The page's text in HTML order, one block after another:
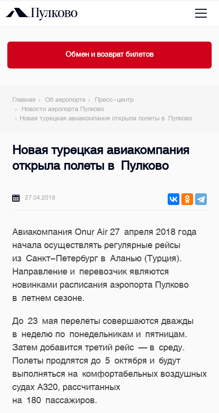
Обмен и возврат билетов
Главная Об аэропорте
Пресс-центр
Новости аэропорта Пулково
Новая турецкая авиакомпания открыла полеты в Пулково
Новая турецкая авиакомпания
открыла полеты в Пулково
27.04.2018
Авиакомпания Onur Air 27 апреля 2018 года
начала осуществлять регулярные рейсы
из Санкт-Петербург в Аланью (Турция).
Направление и перевозчик являются
новинками расписания аэропорта Пулково
в летнем сезоне.
До 23 мая перелеты совершаются дважды
в неделю по понедельникам и пятницам.
Затем добавится третий рейс — в среду.
Полеты продлятся до 5 октября и будут
выполняться на комфортабельных воздушных
судах A320, рассчитанных
на 180 пассажиров.